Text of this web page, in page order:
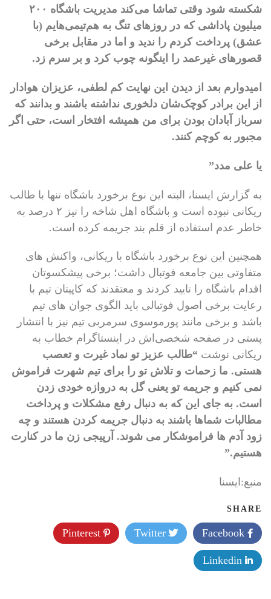
شکسته شود وقتی تماشا می‌کند مدیریت باشگاه ۲۰۰
میلیون پاداشی که در روزهای تنگ به هم‌تیمی‌هایم (با
عشق) پرداخت کردم را ندید و اما در مقابل برخی
قصورهای غیرعمد را اینگونه چوب کرد و بر سرم زد.
امیدوارم بعد از دیدن این نهایت کم لطفی، عزیزان هوادار
از این برادر کوچک‌شان دلخوری نداشته باشند و بدانند که
سرباز آبادان بودن برای من همیشه افتخار است، حتی اگر
مجبور به کوچم کنند.
یا علی مدد”
به گزارش ایسنا، البته این نوع برخورد باشگاه تنها با طالب
ریکانی نبوده است و باشگاه اهل شاخه را نیز ۲ درصد به
خاطر عدم استفاده از قلم بند جریمه کرده است.
همچنین این نوع برخورد باشگاه با ریکانی، واکنش های
متفاوتی بین جامعه فوتبال داشت؛ برخی پیشکسوتان
اقدام باشگاه را تایید کردند و معتقدند که کاپیتان تیم با
رعایت برخی اصول فوتبالی باید الگوی جوان های تیم
باشد و برخی مانند پورموسوی سرمربی تیم نیز با انتشار
پستی در صفحه شخصی‌اش‌ در اینستاگرام خطاب به
ریکانی نوشت “طالب عزیز تو نماد غیرت و تعصب
هستی. ما زحمات و تلاش تو را برای تیم شهرت فراموش
نمی کنیم و جریمه تو یعنی گل به دروازه خودی زدن
است. به جای این که به دنبال رفع مشکلات و پرداخت
مطالبات شماها باشند به دنبال جریمه کردن هستند و چه
زود آدم ها فراموشکار می شوند. آرپیجی زن ما در کنارت
هستیم.”
منبع:ایسنا
SHARE
Twitter